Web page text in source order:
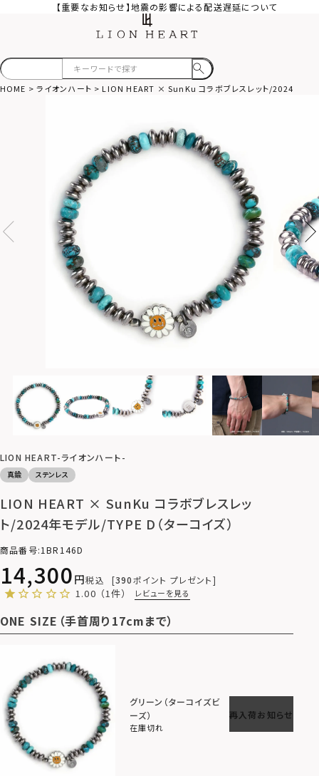
【重要なお知らせ】地震の影響による配送遅延について
HOME ライオンハート LION HEART × SunKu コラボブレスレット/2024年モデ
LION HEART-ライオンハート-
真鍮 ステンレス
LION HEART × SunKu コラボブレスレッ
ト/2024年モデル/TYPE D（ターコイズ）
商品番号 1BR146D
14,300 税込 390ポイント プレゼント
1.00 （1件） レビューを見る
ONE SIZE（手首周り17cmまで）
グリーン（ターコイズビ
ーズ）
在庫切れ
再入荷お知らせ